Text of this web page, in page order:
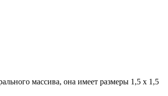
массива, она имеет размеры 1,5 х 1,5